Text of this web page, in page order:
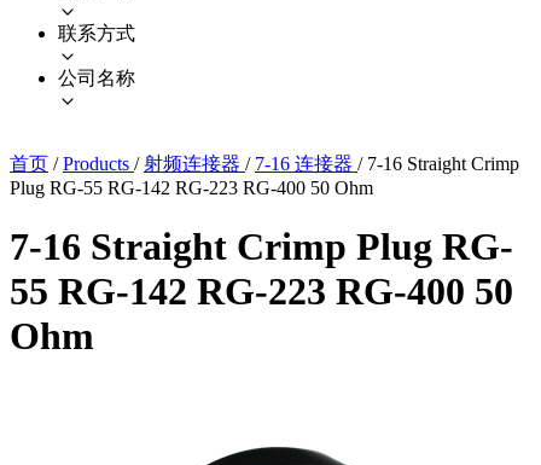
联系方式
公司名称
首页 / Products / 射频连接器 / 7-16 连接器 / 7-16 Straight Crimp
Plug RG-55 RG-142 RG-223 RG-400 50 Ohm
7-16 Straight Crimp Plug RG-
55 RG-142 RG-223 RG-400 50
Ohm